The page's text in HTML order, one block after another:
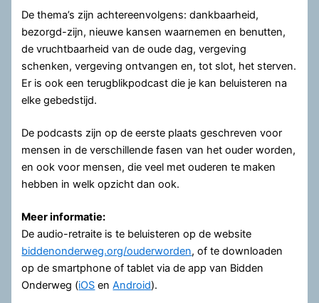
De thema’s zijn achtereenvolgens: dankbaarheid,
bezorgd-zijn, nieuwe kansen waarnemen en benutten,
de vruchtbaarheid van de oude dag, vergeving
schenken, vergeving ontvangen en, tot slot, het sterven.
Er is ook een terugblikpodcast die je kan beluisteren na
elke gebedstijd.
De podcasts zijn op de eerste plaats geschreven voor
mensen in de verschillende fasen van het ouder worden,
en ook voor mensen, die veel met ouderen te maken
hebben in welk opzicht dan ook.
Meer informatie:
De audio-retraite is te beluisteren op de website
biddenonderweg.org/ouderworden, of te downloaden
op de smartphone of tablet via de app van Bidden
Onderweg (iOS enAndroid).